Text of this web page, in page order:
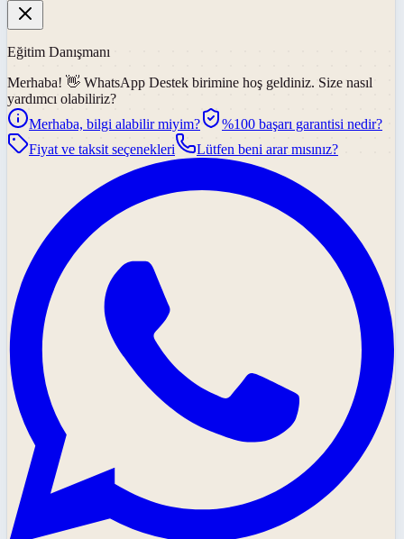
Eğitim Danışmanı
Merhaba! 👋 WhatsApp Destek birimine hoş geldiniz. Size nasıl
yardımcı olabiliriz?
Merhaba, bilgi alabilir miyim?
%100 başarı garantisi nedir?
Fiyat ve taksit seçenekleri
Lütfen beni arar mısınız?